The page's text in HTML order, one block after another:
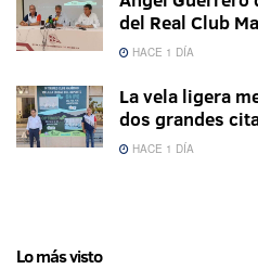
del Real Club
HACE 1 DÍA
La vela ligera
dos grandes
HACE 1 DÍA
Lo más visto